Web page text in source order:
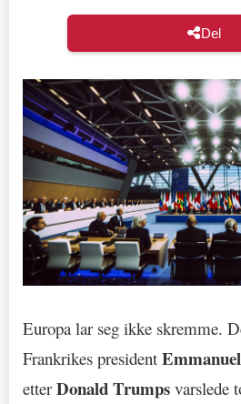
Del
Europa lar seg ikke skremme.
Frankrikes president
etterDonald Trumps varslede